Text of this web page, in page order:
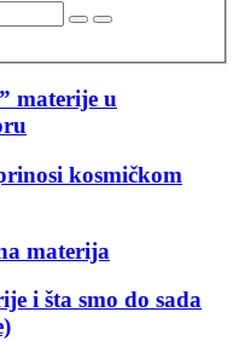
materije u
kosmičkom
materija
i šta smo do sada